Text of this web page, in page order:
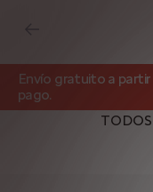
Envío gratuito a
pago.